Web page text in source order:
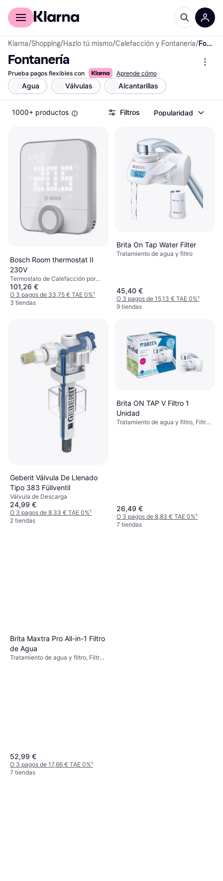
Comprar con Klarna
Klarna/Shopping/Hazlo tú mismo/Calefacción y Fontanería/ Fontanería
Fontanería
Prueba pagos flexibles con Aprende cómo
Agua Válvulas Alcantarillas
1000+ productos Filtros Popularidad
Bosch Room thermostat II
230V
Termostato de Calefacción por
Suelo Radiante, Amazon Alexa,
Google Assistant
101,26 €
O 3 pagos de 33,75 € TAE 0%¹
3 tiendas
Brita On Tap Water Filter
Tratamiento de agua y filtro
45,40 €
O 3 pagos de 15,13 € TAE 0%¹
9 tiendas
Geberit Válvula De Llenado
Tipo 383 Füllventil
Válvula de Descarga
24,99 €
O 3 pagos de 8,33 € TAE 0%¹
2 tiendas
Brita ON TAP V Filtro 1
Unidad
Tratamiento de agua y filtro, Filtro
26,49 €
O 3 pagos de 8,83 € TAE 0%¹
7 tiendas
Brita Maxtra Pro All-in-1 Filtro
de Agua
Tratamiento de agua y filtro, Filtro
52,99 €
O 3 pagos de 17,66 € TAE 0%¹
7 tiendas